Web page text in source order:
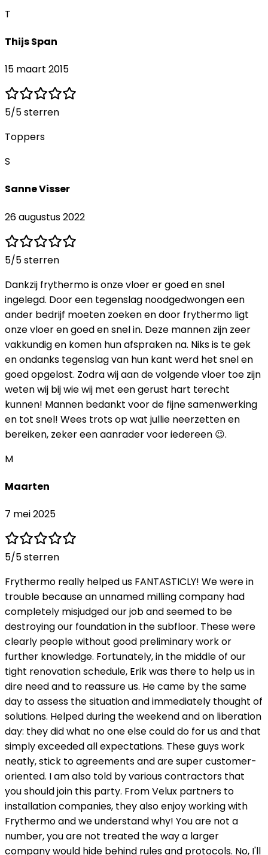
T
Thijs Span
15 maart 2015
5/5 sterren
Toppers
S
Sanne Visser
26 augustus 2022
5/5 sterren
Dankzij frythermo is onze vloer er goed en snel
ingelegd. Door een tegenslag noodgedwongen een
ander bedrijf moeten zoeken en door frythermo ligt
onze vloer en goed en snel in. Deze mannen zijn zeer
vakkundig en komen hun afspraken na. Niks is te gek
en ondanks tegenslag van hun kant werd het snel en
goed opgelost. Zodra wij aan de volgende vloer toe zijn
weten wij bij wie wij met een gerust hart terecht
kunnen! Mannen bedankt voor de fijne samenwerking
en tot snel! Wees trots op wat jullie neerzetten en
bereiken, zeker een aanrader voor iedereen 😉.
M
Maarten
7 mei 2025
5/5 sterren
Frythermo really helped us FANTASTICLY! We were in
trouble because an unnamed milling company had
completely misjudged our job and seemed to be
destroying our foundation in the subfloor. These were
clearly people without good preliminary work or
further knowledge. Fortunately, in the middle of our
tight renovation schedule, Erik was there to help us in
dire need and to reassure us. He came by the same
day to assess the situation and immediately thought of
solutions. Helped during the weekend and on liberation
day: they did what no one else could do for us and that
simply exceeded all expectations. These guys work
neatly, stick to agreements and are super customer-
oriented. I am also told by various contractors that
you should join this party. From Velux partners to
installation companies, they also enjoy working with
Frythermo and we understand why! You are not a
number, you are not treated the way a larger
company would hide behind rules and protocols. No, I'll